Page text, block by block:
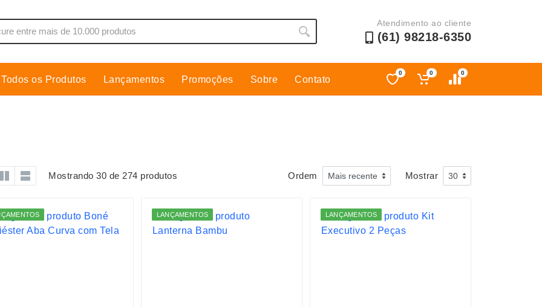
Atendimento ao cliente
(61) 98218-6350
Escritório
Ferramentas
Guarda-Chuva
Lápis e Lapiseiras
Leques
Linha Feminina
Todos os Produtos Lançamentos Promoções Sobre Contato
0 0 0
Mostrando 30 de 274 produtos Ordem Mostrar
LANÇAMENTOS LANÇAMENTOS